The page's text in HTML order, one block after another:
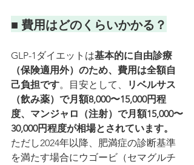
■ 費用はどのくらいかかる？
GLP-1ダイエットは基本的に自由診療
（保険適用外）のため、費用は全額自
己負担です。目安として、
リベルサス
（飲み薬）で月額8,000〜15,000円程
度、マンジャロ（注射）で月額15,000〜
30,000円程度が相場とされています。
ただし2024年以降、肥満症の診断基準
を満たす場合にウゴービ（セマグルチ